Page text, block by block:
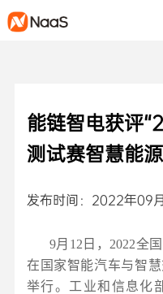
能链智电获评
测试赛智慧能
发布时间：2022年09
9月12日，2022全
在国家智能汽车与智
举行。工业和信息化